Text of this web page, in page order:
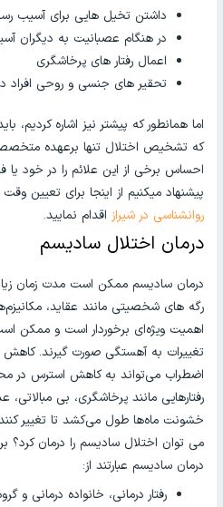
داشتن تخیل هایی برای آسیب
در هنگام عصبانیت به دیگران
اعمال رفتار های پرخاشگری
تحقیر های جنسی و روحی افراد
اما همانطور که پیشتر نیز اشاره کردیم،
که تشخیص اختلال تنها برعهده
احساس برخی از این علائم را در خود یا
پیشنهاد میکنیم از اینجا برای تعیین
روانشناسی در شیراز اقدام نمایید.
درمان اختلال سادیسم
درمان سادیسم ممکن است مدت زمان
رگه های شخصیتی مانند عقاید،‌
اهمیت ویژه‌ای برخوردار است و ممکن
تغییرات به آهستگی صورت گیرند. کاهش
اضطراب می‌تواند به کاهش استرس در
رفتارهایی مانند پرخاشگری، بی مبالاتی،
خشونت ماه‌ها طول می‌کشد تا تغییر
می توان اختلال سادیسم را درمان
درمان سادیسم عبارتند از:
رفتار درمانی، خانواده درمانی و